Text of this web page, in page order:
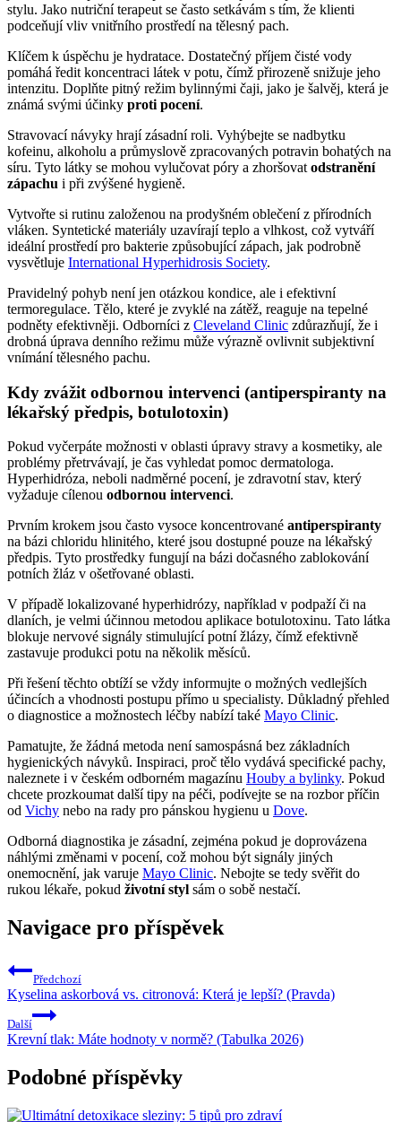
stylu. Jako nutriční terapeut se často setkávám s tím, že klienti
podceňují vliv vnitřního prostředí na tělesný pach.
Klíčem k úspěchu je hydratace. Dostatečný příjem čisté vody
pomáhá ředit koncentraci látek v potu, čímž přirozeně snižuje jeho
intenzitu. Doplňte pitný režim bylinnými čaji, jako je šalvěj, která je
známá svými účinky proti pocení.
Stravovací návyky hrají zásadní roli. Vyhýbejte se nadbytku
kofeinu, alkoholu a průmyslově zpracovaných potravin bohatých na
síru. Tyto látky se mohou vylučovat póry a zhoršovat odstranění
zápachu i při zvýšené hygieně.
Vytvořte si rutinu založenou na prodyšném oblečení z přírodních
vláken. Syntetické materiály uzavírají teplo a vlhkost, což vytváří
ideální prostředí pro bakterie způsobující zápach, jak podrobně
vysvětluje International Hyperhidrosis Society.
Pravidelný pohyb není jen otázkou kondice, ale i efektivní
termoregulace. Tělo, které je zvyklé na zátěž, reaguje na tepelné
podněty efektivněji. Odborníci z Cleveland Clinic zdůrazňují, že i
drobná úprava denního režimu může výrazně ovlivnit subjektivní
vnímání tělesného pachu.
Kdy zvážit odbornou intervenci (antiperspiranty na
lékařský předpis, botulotoxin)
Pokud vyčerpáte možnosti v oblasti úpravy stravy a kosmetiky, ale
problémy přetrvávají, je čas vyhledat pomoc dermatologa.
Hyperhidróza, neboli nadměrné pocení, je zdravotní stav, který
vyžaduje cílenou odbornou intervenci.
Prvním krokem jsou často vysoce koncentrované antiperspiranty
na bázi chloridu hlinitého, které jsou dostupné pouze na lékařský
předpis. Tyto prostředky fungují na bázi dočasného zablokování
potních žláz v ošetřované oblasti.
V případě lokalizované hyperhidrózy, například v podpaží či na
dlaních, je velmi účinnou metodou aplikace botulotoxinu. Tato látka
blokuje nervové signály stimulující potní žlázy, čímž efektivně
zastavuje produkci potu na několik měsíců.
Při řešení těchto obtíží se vždy informujte o možných vedlejších
účincích a vhodnosti postupu přímo u specialisty. Důkladný přehled
o diagnostice a možnostech léčby nabízí také Mayo Clinic.
Pamatujte, že žádná metoda není samospásná bez základních
hygienických návyků. Inspiraci, proč tělo vydává specifické pachy,
naleznete i v českém odborném magazínu Houby a bylinky. Pokud
chcete prozkoumat další tipy na péči, podívejte se na rozbor příčin
od Vichy nebo na rady pro pánskou hygienu u Dove.
Odborná diagnostika je zásadní, zejména pokud je doprovázena
náhlými změnami v pocení, což mohou být signály jiných
onemocnění, jak varuje Mayo Clinic. Nebojte se tedy svěřit do
rukou lékaře, pokud životní styl sám o sobě nestačí.
Navigace pro příspěvek
Předchozí
Kyselina askorbová vs. citronová: Která je lepší? (Pravda)
Další
Krevní tlak: Máte hodnoty v normě? (Tabulka 2026)
Podobné příspěvky